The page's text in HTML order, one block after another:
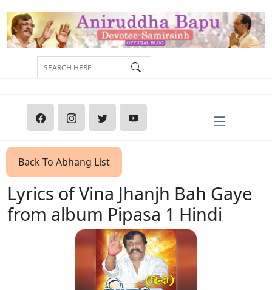
Back To Abhang List
Lyrics of Vina Jhanjh Bah Gaye
from album Pipasa 1 Hindi